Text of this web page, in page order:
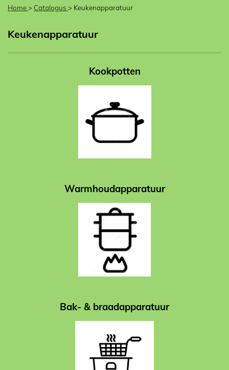
Home> Catalogus > Keukenapparatuur
Keukenapparatuur
Kookpotten
Warmhoudapparatuur
Bak- & braadapparatuur